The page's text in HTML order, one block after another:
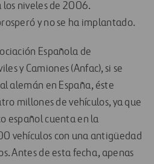
los niveles de 2006.
y no se ha implantado.
Española de
y Camiones (Anfac), si se
alemán en España, éste
millones de vehículos, ya que
español cuenta en la
vehículos con una antigüedad
Antes de esta fecha, apenas